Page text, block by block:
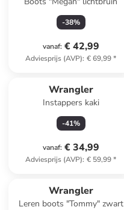
-38%
vanaf: € 42,99
Adviesprijs (AVP): € 69,99*
Wrangler
Instappers kaki
-41%
vanaf: € 34,99
Adviesprijs (AVP): € 59,99*
Wrangler
Leren boots "Tommy" zwart